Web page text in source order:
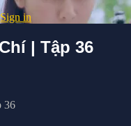
Sign in
| Tập 36
36